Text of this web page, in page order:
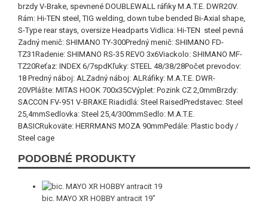
brzdy V-Brake, spevnené DOUBLEWALL ráfiky M.A.T.E. DWR20V.
Rám: Hi-TEN steel, TIG welding, down tube bended Bi-Axial shape,
S-Type rear stays, oversize Headparts Vidlica: Hi-TEN steel pevná
Zadný menič: SHIMANO TY-300Predný menič: SHIMANO FD-
TZ31Radenie: SHIMANO RS-35 REVO 3x6Viackolo: SHIMANO MF-
TZ20Reťaz: INDEX 6/7spdKľuky: STEEL 48/38/28Počet prevodov:
18 Predný náboj: ALZadný náboj: ALRáfiky: M.A.T.E. DWR-
20VPlášte: MITAS HOOK 700x35CVýplet: Pozink CZ 2,0mmBrzdy:
SACCON FV-951 V-BRAKE Riadidlá: Steel RaisedPredstavec: Steel
25,4mmSedlovka: Steel 25,4/300mmSedlo: M.A.T.E.
BASICRukoväte: HERRMANS MOZA 90mmPedále: Plastic body /
Steel cage
PODOBNÉ PRODUKTY
bic. MAYO XR HOBBY antracit 19"